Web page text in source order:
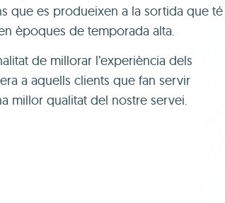
que es produeixen a la sortida que té
èpoques de temporada alta.
de millorar l’experiència dels
a aquells clients que fan servir
millor qualitat del nostre servei.